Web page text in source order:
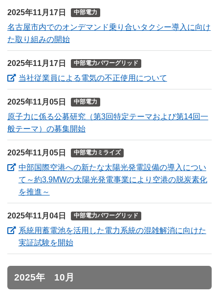
2025年11月17日 中部電力
名古屋市内でのオンデマンド乗り合いタクシー導入に向け
た取り組みの開始
2025年11月17日 中部電力パワーグリッド
当社従業員による電気の不正使用について
2025年11月05日 中部電力
原子力に係る公募研究（第3回特定テーマおよび第14回一
般テーマ）の募集開始
2025年11月05日 中部電力ミライズ
中部国際空港への新たな太陽光発電設備の導入につい
て～約3.9MWの太陽光発電事業により空港の脱炭素化
を推進～
2025年11月04日 中部電力パワーグリッド
系統用蓄電池を活用した電力系統の混雑解消に向けた
実証試験を開始（新しいウィンドウを開きます）
2025年 10月